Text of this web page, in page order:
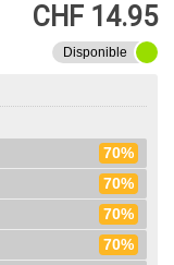
CHF 14.95
Disponible
70%
70%
70%
70%